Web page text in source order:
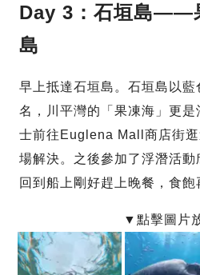
Day 3：石垣島——
島
早上抵達石垣島。石垣島以藍
名，川平灣的「果凍海」更
士前往Euglena Mall商店街
場解決。之後參加了浮潛活
回到船上剛好趕上晚餐，食飽